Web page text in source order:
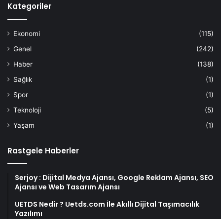
Kategoriler
Ekonomi
(115)
Genel
(242)
Haber
(138)
Sağlık
(1)
Spor
(1)
Teknoloji
(5)
Yaşam
(1)
Rastgele Haberler
Serjoy : Dijital Medya Ajansı, Google Reklam Ajansı, SEO
Ajansı ve Web Tasarım Ajansı
UETDS Nedir ? Uetds.com İle Akıllı Dijital Taşımacılık
Yazılımı